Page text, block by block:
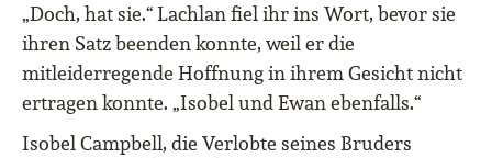
„Doch, hat sie.“ Lachlan fiel ihr ins Wort, bevor sie
ihren Satz beenden konnte, weil er die
mitleiderregende Hoffnung in ihrem Gesicht nicht
ertragen konnte. „Isobel und Ewan ebenfalls.“
Isobel Campbell, die Verlobte seines Bruders